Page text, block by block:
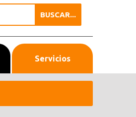
BUSCAR...
Servicios